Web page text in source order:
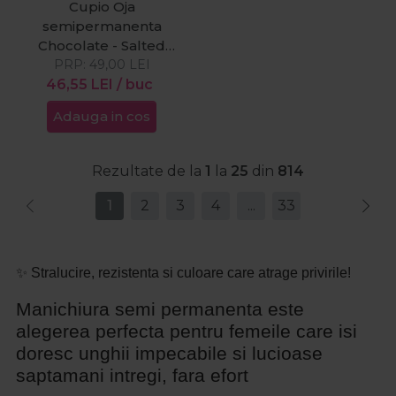
Cupio Oja
semipermanenta
Chocolate - Salted
Caramel Touch 15ml
46,55 LEI / buc
PRP: 49,00 LEI
Adauga in cos
Rezultate de la 1 la 25 din 814
1 2 3 4 ... 33
✨ Stralucire, rezistenta si culoare care atrage privirile!
Manichiura semi permanenta este
alegerea perfecta pentru femeile care isi
doresc unghii impecabile si lucioase
saptamani intregi, fara efort